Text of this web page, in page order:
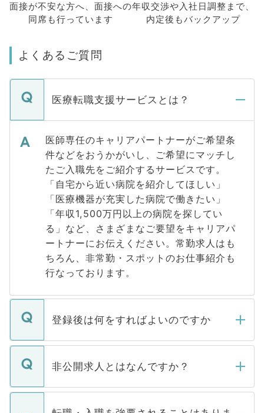
面接が不安な方へ、 面接への
同席も行っています
年収交渉や入社日調整まで、
内定後もバックアップ
よくあるご質問
医療転職支援サービスとは？
医師専任のキャリアパートナーがご希望条
件などをおうかがいし、ご希望にマッチし
たご入職先をご紹介するサービスです。
「自宅から近い病院を紹介してほしい」
「医療機器が充実した病院で働きたい」
「年収1,500万円以上の病院を探してい
る」など、さまざまなご要望をキャリアパ
ートナーにお伝えください。常勤求人はも
ちろん、非常勤・スポットのお仕事紹介も
行なっております。
登録後は何をすればよいのですか
ご登録いただきましたら、弊社担当者がご
登録内容を確認し、その後メールもしくは
ます。通常、5営業日以内にはご連絡をせて
いただきますので、しばらくお待ちくださ
非公開求人とはなんですか？
マイナビDOCTORで取り扱っている求人の
うち約3割は、Webサイトからご覧いただ